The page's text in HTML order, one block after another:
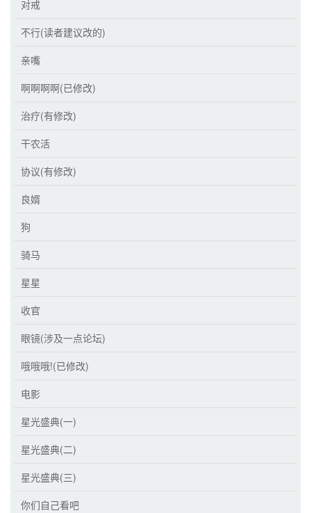
对戒
不行(读者建议改的)
亲嘴
啊啊啊啊(已修改)
治疗(有修改)
干农活
协议(有修改)
良婿
狗
骑马
星星
收官
眼镜(涉及一点论坛)
哦哦哦!(已修改)
电影
星光盛典(一)
星光盛典(二)
星光盛典(三)
你们自己看吧